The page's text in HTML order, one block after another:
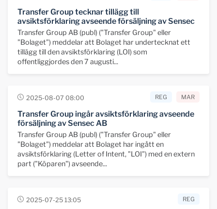
Transfer Group tecknar tillägg till
avsiktsförklaring avseende försäljning av Sensec
Transfer Group AB (publ) ("Transfer Group" eller
"Bolaget") meddelar att Bolaget har undertecknat ett
tillägg till den avsiktsförklaring (LOI) som
offentliggjordes den 7 augusti...
2025-08-07 08:00 REG MAR
Transfer Group ingår avsiktsförklaring avseende
försäljning av Sensec AB
Transfer Group AB (publ) ("Transfer Group" eller
"Bolaget") meddelar att Bolaget har ingått en
avsiktsförklaring (Letter of Intent, "LOI") med en extern
part ("Köparen") avseende...
2025-07-25 13:05 REG